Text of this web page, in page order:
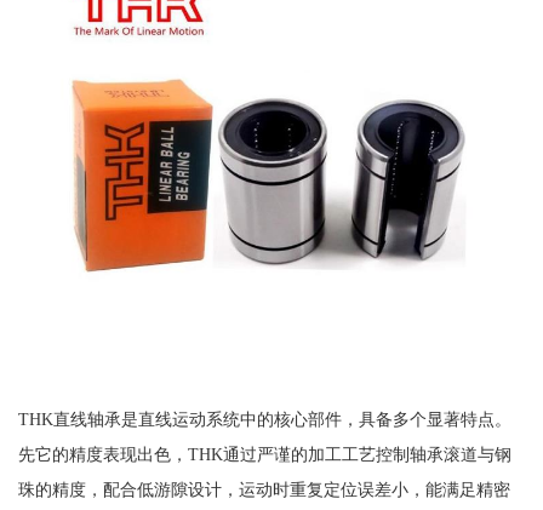
THK直线轴承是直线运动系统中的核心部件，具备多个显著特点。
先它的精度表现出色，THK通过严谨的加工工艺控制轴承滚道与钢
珠的精度，配合低游隙设计，运动时重复定位误差小，能满足精密